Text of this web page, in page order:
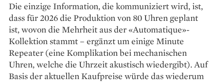
Die einzige Information, die kommuniziert wird, ist,
dass für 2026 die Produktion von 80 Uhren geplant
ist, wovon die Mehrheit aus der «Automatique»-
Kollektion stammt – ergänzt um einige Minute
Repeater (eine Komplikation bei mechanischen
Uhren, welche die Uhrzeit akustisch wiedergibt). Auf
Basis der aktuellen Kaufpreise würde das wiederum